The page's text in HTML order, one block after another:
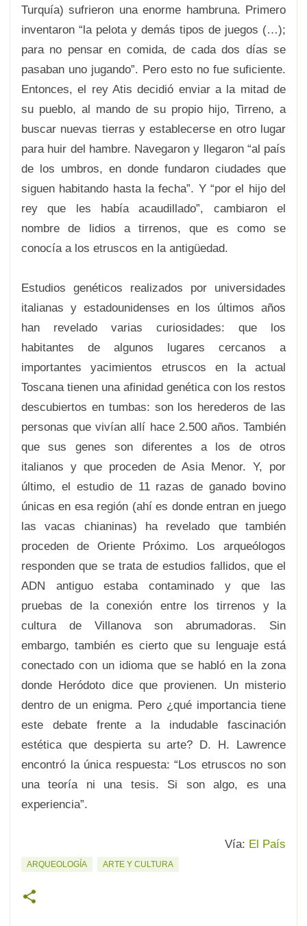
Turquía) sufrieron una enorme hambruna. Primero
inventaron “la pelota y demás tipos de juegos (…);
para no pensar en comida, de cada dos días se
pasaban uno jugando”. Pero esto no fue suficiente.
Entonces, el rey Atis decidió enviar a la mitad de
su pueblo, al mando de su propio hijo, Tirreno, a
buscar nuevas tierras y establecerse en otro lugar
para huir del hambre. Navegaron y llegaron “al país
de los umbros, en donde fundaron ciudades que
siguen habitando hasta la fecha”. Y “por el hijo del
rey que les había acaudillado”, cambiaron el
nombre de lidios a tirrenos, que es como se
conocía a los etruscos en la antigüedad.
Estudios genéticos realizados por universidades
italianas y estadounidenses en los últimos años
han revelado varias curiosidades: que los
habitantes de algunos lugares cercanos a
importantes yacimientos etruscos en la actual
Toscana tienen una afinidad genética con los restos
descubiertos en tumbas: son los herederos de las
personas que vivían allí hace 2.500 años. También
que sus genes son diferentes a los de otros
italianos y que proceden de Asia Menor. Y, por
último, el estudio de 11 razas de ganado bovino
únicas en esa región (ahí es donde entran en juego
las vacas chianinas) ha revelado que también
proceden de Oriente Próximo. Los arqueólogos
responden que se trata de estudios fallidos, que el
ADN antiguo estaba contaminado y que las
pruebas de la conexión entre los tirrenos y la
cultura de Villanova son abrumadoras. Sin
embargo, también es cierto que su lenguaje está
conectado con un idioma que se habló en la zona
donde Heródoto dice que provienen. Un misterio
dentro de un enigma. Pero ¿qué importancia tiene
este debate frente a la indudable fascinación
estética que despierta su arte? D. H. Lawrence
encontró la única respuesta: “Los etruscos no son
una teoría ni una tesis. Si son algo, es una
experiencia”.
Vía: El País
ARQUEOLOGÍA ARTE Y CULTURA